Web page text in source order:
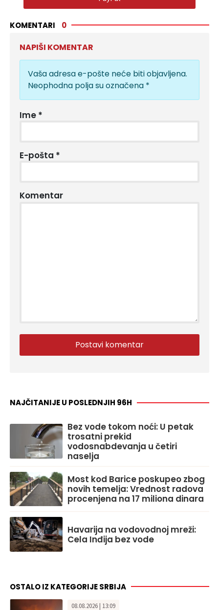
KOMENTARI 0
NAPIŠI KOMENTAR
Vaša adresa e-pošte neće biti objavljena.
Neophodna polja su označena *
Ime *
E-pošta *
Komentar
NAJČITANIJE U POSLEDNJIH 96H
Bez vode tokom noći: U petak
trosatni prekid
vodosnabdevanja u četiri
naselja
Most kod Barice poskupeo zbog
novih temelja: Vrednost radova
procenjena na 17 miliona dinara
Havarija na vodovodnoj mreži:
Cela Inđija bez vode
OSTALO IZ KATEGORIJE SRBIJA
08.08.2026 | 13:09